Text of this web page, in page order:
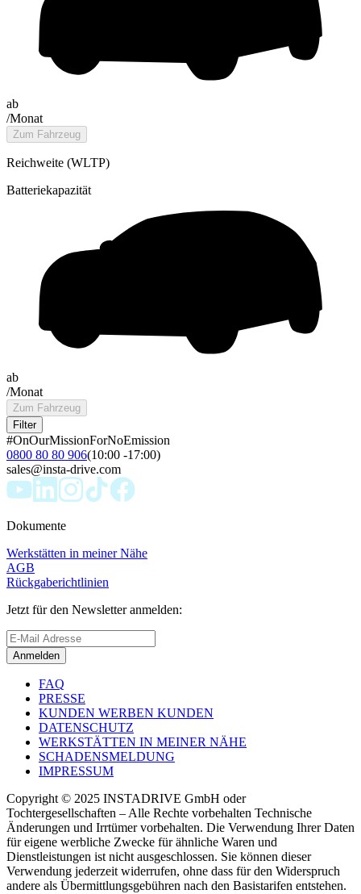
ab
/Monat
Zum Fahrzeug
Reichweite (WLTP)
Batteriekapazität
ab
/Monat
Zum Fahrzeug
Filter
#OnOurMissionForNoEmission
0800 80 80 906(10:00 -17:00)
sales@insta-drive.com
Dokumente
Werkstätten in meiner Nähe
AGB
Rückgaberichtlinien
Jetzt für den Newsletter anmelden:
Anmelden
FAQ
PRESSE
KUNDEN WERBEN KUNDEN
DATENSCHUTZ
WERKSTÄTTEN IN MEINER NÄHE
SCHADENSMELDUNG
IMPRESSUM
Copyright © 2025 INSTADRIVE GmbH oder
Tochtergesellschaften – Alle Rechte vorbehalten Technische
Änderungen und Irrtümer vorbehalten. Die Verwendung Ihrer Daten
für eigene werbliche Zwecke für ähnliche Waren und
Dienstleistungen ist nicht ausgeschlossen. Sie können dieser
Verwendung jederzeit widerrufen, ohne dass für den Widerspruch
andere als Übermittlungsgebühren nach den Basistarifen entstehen.